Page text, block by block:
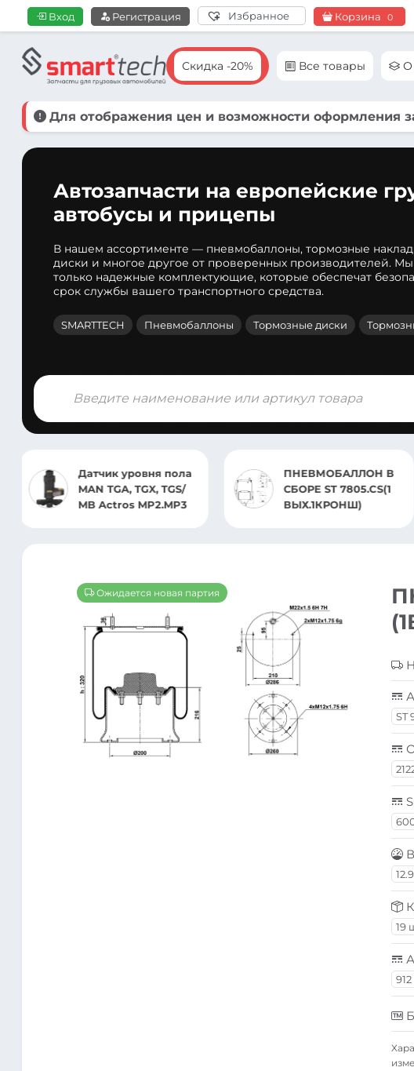
Вход Регистрация Избранное Корзина 0
Скидка -20% Все товары О
Для отображения цен и возможности оформления
Автозапчасти на европейские
автобусы и прицепы
В нашем ассортименте — пневмобаллоны, тормозные
диски и многое другое от проверенных производителей.
только надежные комплектующие, которые обеспечат
срок службы вашего транспортного средства.
SMARTTECH Пневмобаллоны Тормозные диски
Поиск
товаров
ПНЕВМОБАЛЛОН В
СБОРЕ ST 7805.CS(1
ВЫХ.1КРОНШ)
ПНЕВМОБАЛЛОН В
СБОРЕ 4007.CS03
GIGANT
Ожидается новая партия
ST
19